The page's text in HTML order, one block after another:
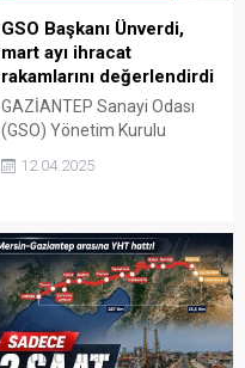
GSO Başkanı Ünverdi,
mart ayı ihracat
rakamlarını değerlendirdi
GAZİANTEP Sanayi Odası
(GSO) Yönetim Kurulu
Başkanı Adnan Ünverdi,
Gaziantep’ten geçen yılın
573 bin dolarlık ihracat
gerçekleştirildiğini belirtti.
12.04.2025